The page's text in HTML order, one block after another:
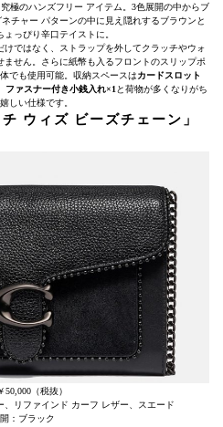
極のハンズフリー アイテム。3色展開の中からブ
チャー パターンの中に見え隠れするブラウンと
っぴり辛口テイストに。
ではなく、ストラップを外してクラッチやウォ
せん。さらに紙幣も入るフロントのスリップポ
でも使用可能。収納スペースはカードスロット
ファスナー付き小銭入れ×1と荷物が多くなりがち
しい仕様です。
ウィズ ビーズチェーン」
50,000（税抜）
リファインド カーフ レザー、スエード
：ブラック